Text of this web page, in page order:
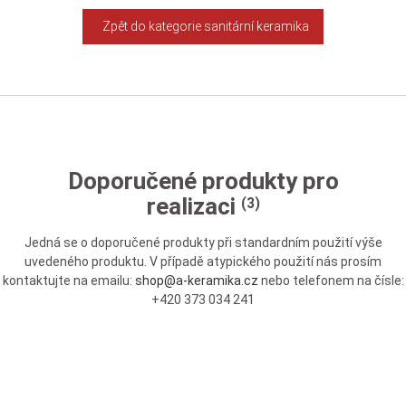
Zpět do kategorie sanitární keramika
Doporučené produkty pro
realizaci (3)
Jedná se o doporučené produkty při standardním použití výše
uvedeného produktu. V případě atypického použití nás prosím
kontaktujte na emailu: shop@a-keramika.cz nebo telefonem na čísle:
+420 373 034 241